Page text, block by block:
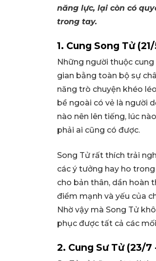
năng lực, lại còn có
trong tay.
1. Cung Song Tử
Những người thuộc
gian bằng toàn bộ sự
năng trò chuyện khéo
bề ngoài có vẻ là người
nào nên lên tiếng, lúc
phải ai cũng có được.
Song Tử rất thích trải
các ý tưởng hay ho
cho bản thân, dần hoàn
điểm mạnh và yếu của
Nhờ vậy mà Song Tử
phục được tất cả các
2. Cung Sư Tử (23/7